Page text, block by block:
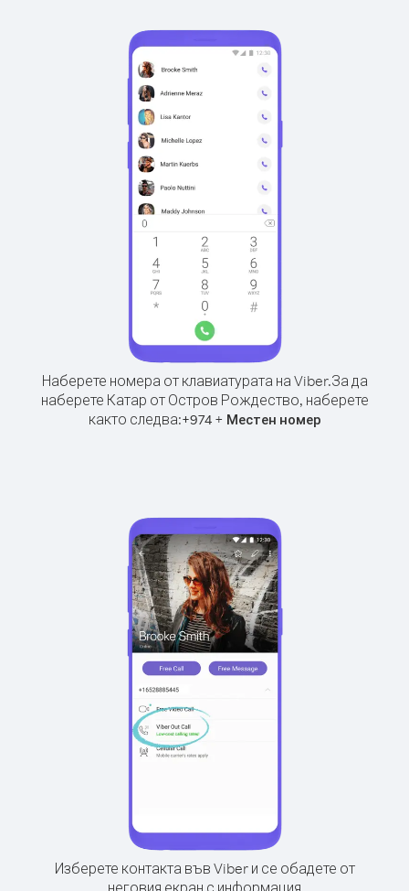
Наберете номера от клавиатурата на Viber.За да
наберете Катар от Остров Рождество, наберете
както следва:+974+ Местен номер
Изберете контакта във Viber и се обадете от
неговия екран с информация